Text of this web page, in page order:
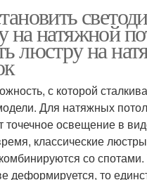
на натяжной
люстру на
с которой
Для натяжных
точечное освещение в
классические
со спотами.
деформируется, то